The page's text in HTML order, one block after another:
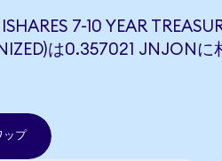
7-10 YEAR
は0.357021 JNJONに
ップ